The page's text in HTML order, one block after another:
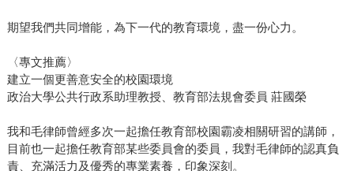
期望我們共同增能，為下一代的教育環境，盡一份心力。
〈專文推薦〉
建立一個更善意安全的校園環境
政治大學公共行政系助理教授、教育部法規會委員 莊國榮
我和毛律師曾經多次一起擔任教育部校園霸凌相關研習的講師，
目前也一起擔任教育部某些委員會的委員，我對毛律師的認真負
責、充滿活力及優秀的專業素養，印象深刻。